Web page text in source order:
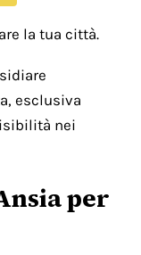
la tua città.
esclusiva
nei
per